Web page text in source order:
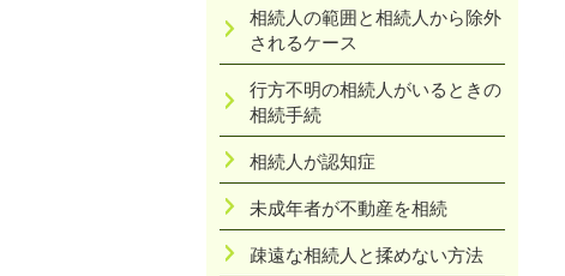
相続人の範囲と相続人から除外
されるケース
行方不明の相続人がいるときの
相続手続
相続人が認知症
未成年者が不動産を相続
疎遠な相続人と揉めない方法